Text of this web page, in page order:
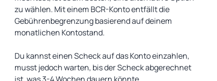
zu wählen. Mit einem BCR-Konto entfällt die
Gebührenbegrenzung basierend auf deinem
monatlichen Kontostand.
Du kannst einen Scheck auf das Konto einzahlen,
musst jedoch warten, bis der Scheck abgerechnet